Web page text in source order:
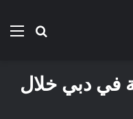
بحث
في دبي خلال